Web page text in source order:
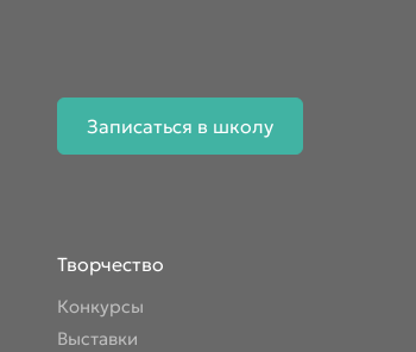
Записаться в школу
Творчество
Конкурсы
Выставки